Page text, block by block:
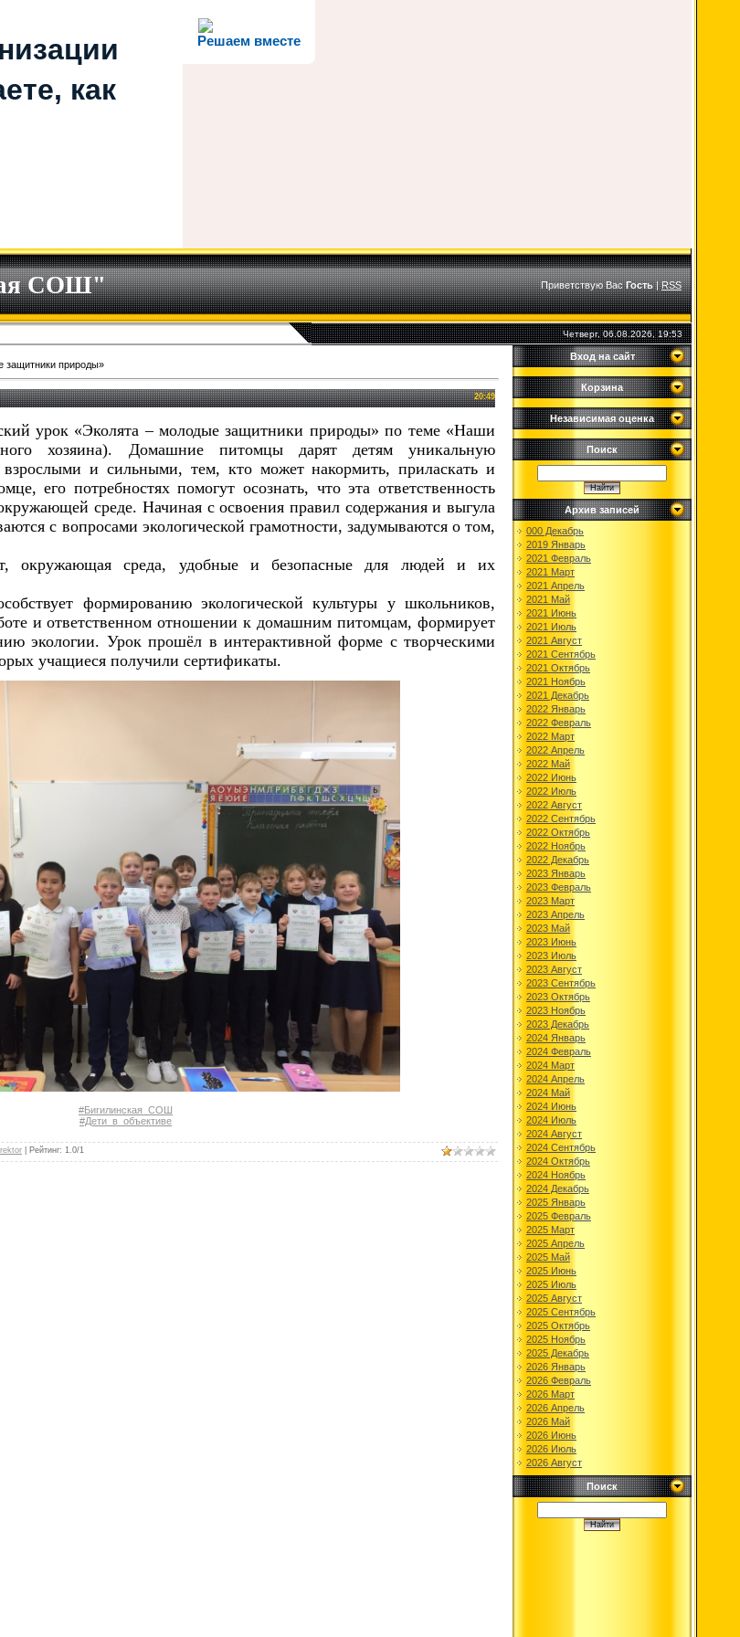
Решаем вместе
как
СОШ" Приветствую Вас Гость|RSS
Четверг, 06.08.2026, 19:53
защитники природы»
20:49
урок «Эколята – молодые защитники природы» по теме «Наши
хозяина). Домашние питомцы дарят детям уникальную
взрослыми и сильными, тем, кто может накормить, приласкать и
его потребностях помогут осознать, что эта ответственность
среде. Начиная с освоения правил содержания и выгула
с вопросами экологической грамотности, задумываются о том,
окружающая среда, удобные и безопасные для людей и их
формированию экологической культуры у школьников,
и ответственном отношении к домашним питомцам, формирует
экологии. Урок прошёл в интерактивной форме с творческими
учащиеся получили сертификаты.
#Бигилинская_СОШ
#Дети_в_объективе
Рейтинг: 1.0/1
Вход на сайт
Корзина
Независимая оценка
Поиск
Архив записей
000 Декабрь
2019 Январь
2021 Февраль
2021 Март
2021 Апрель
2021 Май
2021 Июнь
2021 Июль
2021 Август
2021 Сентябрь
2021 Октябрь
2021 Ноябрь
2021 Декабрь
2022 Январь
2022 Февраль
2022 Март
2022 Апрель
2022 Май
2022 Июнь
2022 Июль
2022 Август
2022 Сентябрь
2022 Октябрь
2022 Ноябрь
2022 Декабрь
2023 Январь
2023 Февраль
2023 Март
2023 Апрель
2023 Май
2023 Июнь
2023 Июль
2023 Август
2023 Сентябрь
2023 Октябрь
2023 Ноябрь
2023 Декабрь
2024 Январь
2024 Февраль
2024 Март
2024 Апрель
2024 Май
2024 Июнь
2024 Июль
2024 Август
2024 Сентябрь
2024 Октябрь
2024 Ноябрь
2024 Декабрь
2025 Январь
2025 Февраль
2025 Март
2025 Апрель
2025 Май
2025 Июнь
2025 Июль
2025 Август
2025 Сентябрь
2025 Октябрь
2025 Ноябрь
2025 Декабрь
2026 Январь
2026 Февраль
2026 Март
2026 Апрель
2026 Май
2026 Июнь
2026 Июль
2026 Август
Поиск